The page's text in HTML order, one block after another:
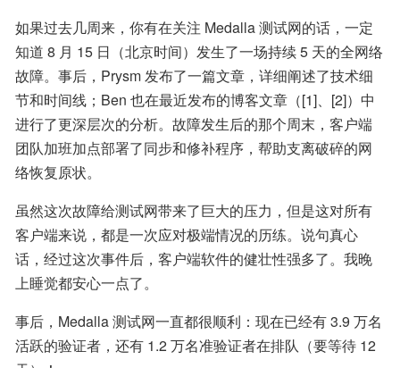
如果过去几周来，你有在关注 Medalla 测试网的话，一定
知道 8 月 15 日（北京时间）发生了一场持续 5 天的全网络
故障。事后，Prysm 发布了一篇文章，详细阐述了技术细
节和时间线；Ben 也在最近发布的博客文章（[1]、[2]）中
进行了更深层次的分析。故障发生后的那个周末，客户端
团队加班加点部署了同步和修补程序，帮助支离破碎的网
络恢复原状。
虽然这次故障给测试网带来了巨大的压力，但是这对所有
客户端来说，都是一次应对极端情况的历练。说句真心
话，经过这次事件后，客户端软件的健壮性强多了。我晚
上睡觉都安心一点了。
事后，Medalla 测试网一直都很顺利：现在已经有 3.9 万名
活跃的验证者，还有 1.2 万名准验证者在排队（要等待 12